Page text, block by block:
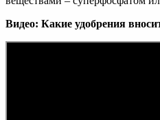
Видео: Какие удобрения